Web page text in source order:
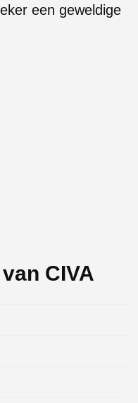
een geweldige
CIVA